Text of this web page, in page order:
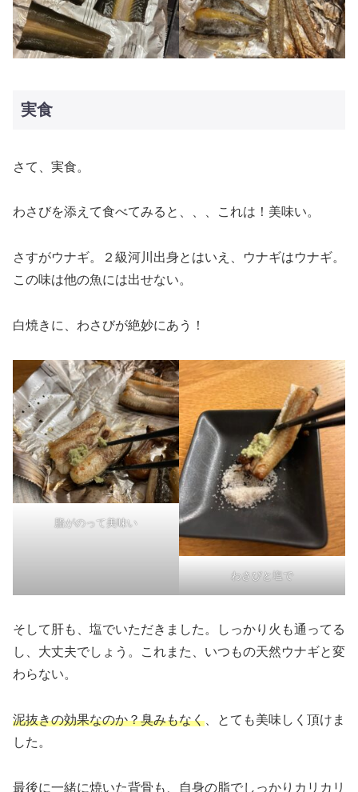
実食
さて、実食。
わさびを添えて食べてみると、、、これは！美味い。
さすがウナギ。２級河川出身とはいえ、ウナギはウナギ。
この味は他の魚には出せない。
白焼きに、わさびが絶妙にあう！
脂がのって美味い
わさびと塩で
そして肝も、塩でいただきました。しっかり火も通ってる
し、大丈夫でしょう。これまた、いつもの天然ウナギと変
わらない。
泥抜きの効果なのか？臭みもなく 、とても美味しく頂けま
した。
最後に一緒に焼いた背骨も、自身の脂でしっかりカリカリ